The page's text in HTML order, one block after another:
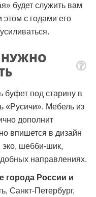
будет служить вам
этом с годами его
НУЖНО
под старину в
«Русичи». Мебель из
дополнит
впишется в дизайн
эко, шебби-шик,
направлениях.
города России и
Санкт-Петербург,